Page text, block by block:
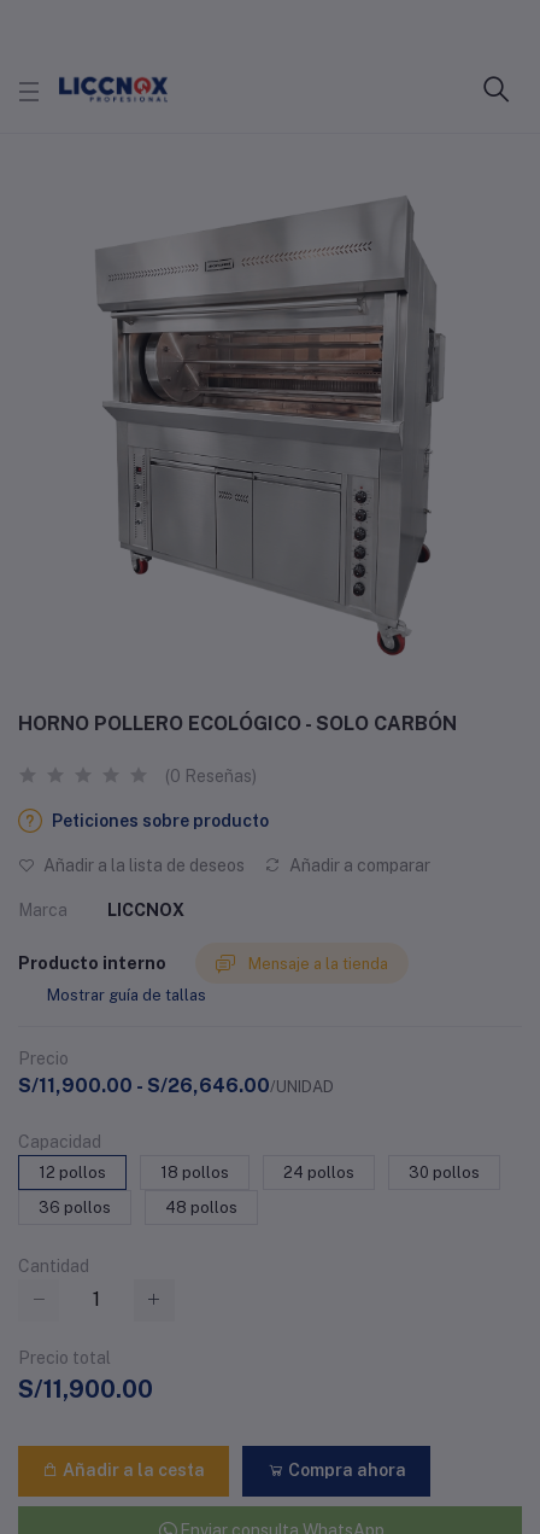
HORNO POLLERO ECOLÓGICO - SOLO CARBÓN
(0 Reseñas)
Peticiones sobre producto
Añadir a la lista de deseos Añadir a comparar
Marca LICCNOX
Producto interno
Mensaje a la tienda
Mostrar guía de tallas
Precio
S/11,900.00 - S/26,646.00/UNIDAD
Capacidad
12 pollos 18 pollos 24 pollos
30 pollos
36 pollos
48 pollos
Cantidad
Precio total
S/11,900.00
Añadir a la cesta Compra ahora